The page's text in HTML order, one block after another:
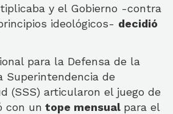
y el Gobierno -contra
ideológicos- decidió
para la Defensa de la
Superintendencia de
(SSS) articularon el juego de
con un tope mensual para el